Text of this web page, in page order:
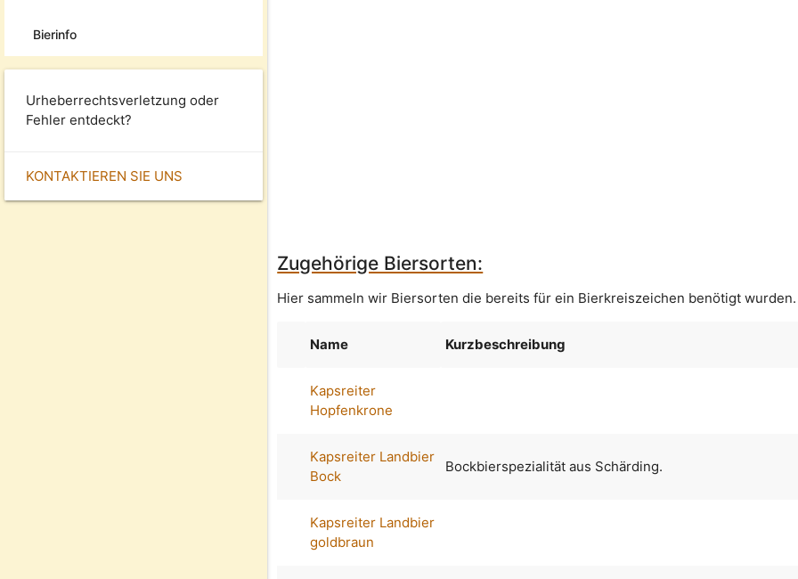
Bierinfo
Urheberrechtsverletzung oder
Fehler entdeckt?
KONTAKTIEREN SIE UNS
Zugehörige Biersorten:
Hier sammeln wir Biersorten die bereits für ein Bierkreiszeichen benötigt wurden.
Name Kurzbeschreibung
Kapsreiter
Hopfenkrone
Kapsreiter Landbier
Bock
Bockbierspezialität aus Schärding.
Kapsreiter Landbier
goldbraun